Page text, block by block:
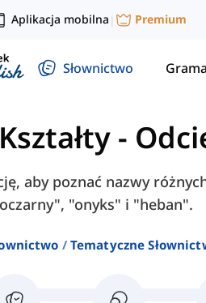
Aplikacja mobilna | Premium
Słownictwo
-
aby poznać nazwy
"onyks" i "heban".
Tematyczne